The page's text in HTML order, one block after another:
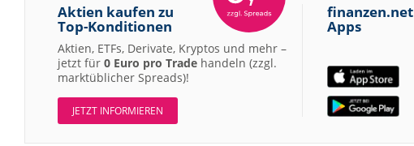
Aktien kaufen zu
Top-Konditionen
Aktien, ETFs, Derivate, Kryptos und mehr –
jetzt für 0 Euro pro Trade handeln (zzgl.
marktüblicher Spreads)!
JETZT INFORMIEREN
finanzen.net
Apps